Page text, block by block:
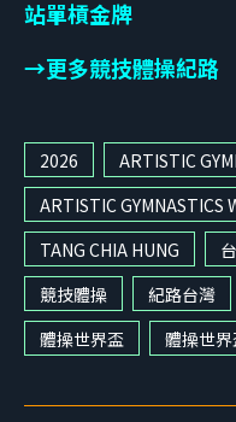
站單槓金牌
→更多競技體操紀路
2026
ARTISTIC
ARTISTIC GYMNASTICS
TANG CHIA HUNG
競技體操
紀路台灣
體操世界盃
體操世